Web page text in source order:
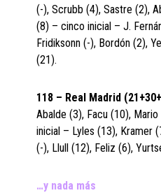
(-), Scrubb (4), Sastre (2),
(8) – cinco inicial – J.
Fridiksonn (-), Bordón (2),
(21).
118 – Real Madrid
Abalde (3), Facu (10),
inicial – Lyles (13), Kramer
(-), Llull (12), Feliz (6),
…y nada más